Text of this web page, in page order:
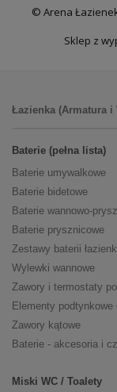
© Arena
Sklep z
Łazienka (Armatura i
Baterie (pełna lista)
Baterie umywalkowe
Baterie bidetowe
Baterie wannowo-
Baterie prysznicowe
Zestawy baterii
Wylewki wannowe
Zawory i termostaty
Elementy podtynkowe
Zawory kątowe
Baterie - akcesoria i
Miski WC / Toalety